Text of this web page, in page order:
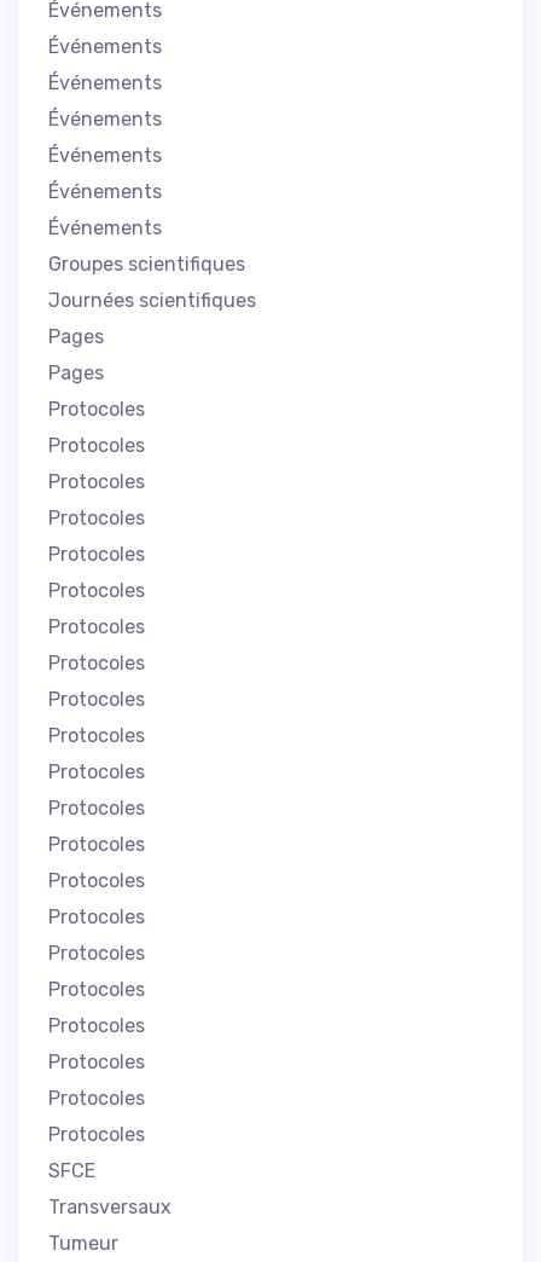
Événements
Événements
Événements
Événements
Événements
Événements
Événements
Groupes scientifiques
Journées scientifiques
Pages
Pages
Protocoles
Protocoles
Protocoles
Protocoles
Protocoles
Protocoles
Protocoles
Protocoles
Protocoles
Protocoles
Protocoles
Protocoles
Protocoles
Protocoles
Protocoles
Protocoles
Protocoles
Protocoles
Protocoles
Protocoles
Protocoles
SFCE
Transversaux
Tumeur